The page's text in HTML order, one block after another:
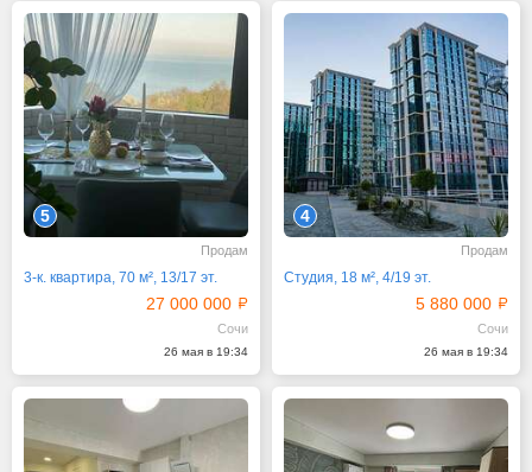
5
Продам
3-к. квартира, 70 м², 13/17 эт.
27 000 000
Сочи
26 мая в 19:34
4
Продам
Студия, 18 м², 4/19 эт.
5 880 000
Сочи
26 мая в 19:34